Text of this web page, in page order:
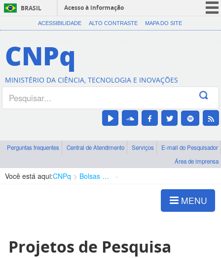
BRASIL
Acesso à informação
CORONAVÍRUS (COVID-19)
Canais
ACESSIBILIDADE ALTO CONTRASTE MAPA DO SITE
CNPq
MINISTÉRIO DA CIÊNCIA, TECNOLOGIA E INOVAÇÕES
Perguntas frequentes Central de Atendimento Serviços
E-mail do Pesquisador
Área de imprensa
Você está aqui:CNPq Bolsas e Auxílios Vigentes
MENU
Projetos de Pesquisa